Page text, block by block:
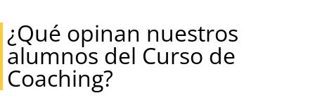
¿Qué opinan nuestros
alumnos del Curso de
Coaching?